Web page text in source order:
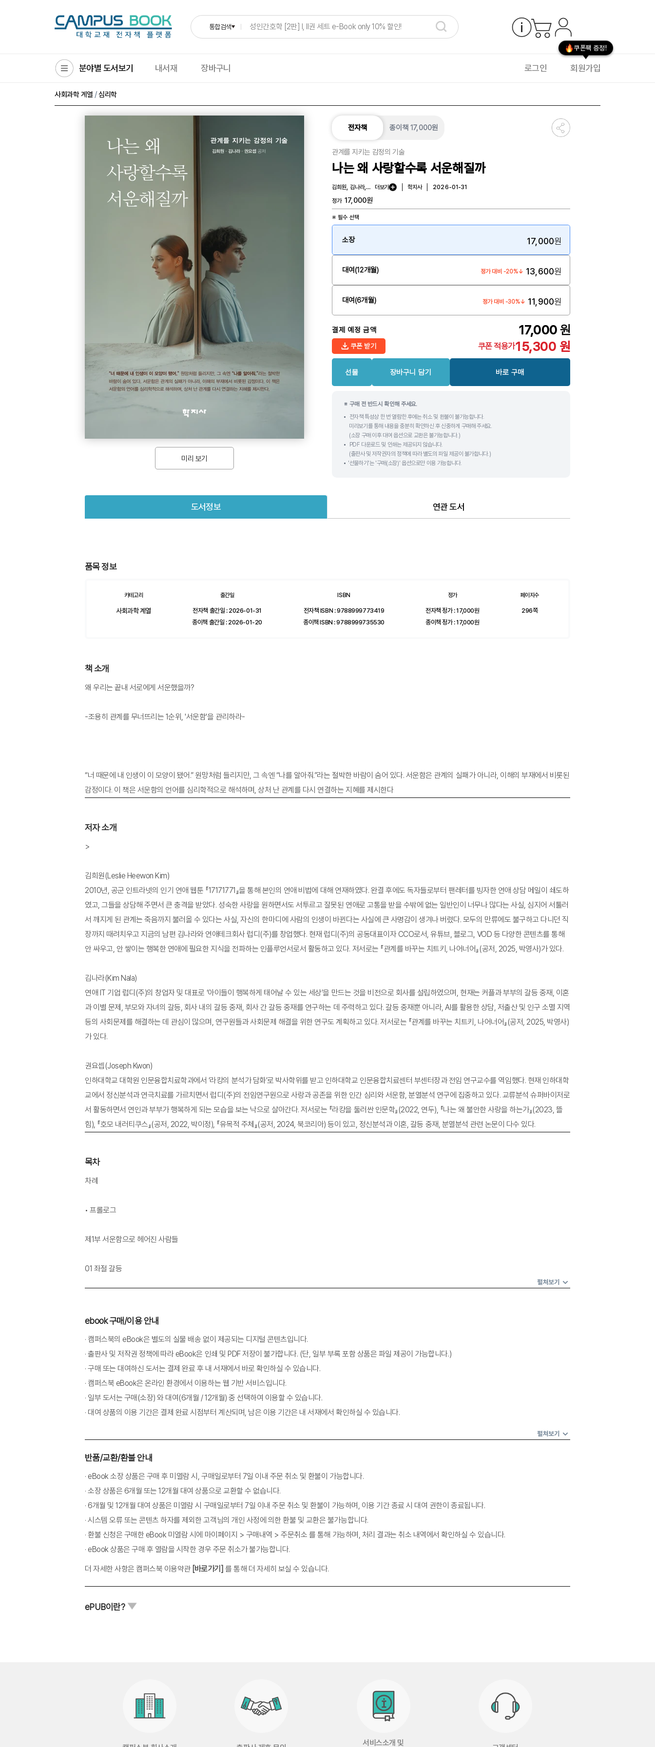
통합검색
분야별 도서보기 내서재 장바구니 로그인 회원가입
쿠폰팩 증정!
사회과학 계열 /심리학
미리 보기
전자책 종이책17,000원
관계를 지키는 감정의 기술
나는 왜 사랑할수록 서운해질까
김희원, 김나라, 권요셉 더보기 학지사
2026-01-31
정가 17,000원
※ 필수 선택
소장 17,000원
대여(12개월) 정가 대비 -20%↓ 13,600원
대여(6개월) 정가 대비 -30%↓ 11,900원
결제 예정 금액 17,000원
쿠폰 받기 쿠폰 적용가15,300 원
선물 장바구니 담기 바로 구매
※ 구매 전 반드시 확인해 주세요.
전자책 특성상 한 번 열람한 후에는 취소 및 환불이 불가능합니다.
미리보기를 통해 내용을 충분히 확인하신 후 신중하게 구매해 주세요.
(소장 구매 이후 대여 옵션으로 교환은 불가능합니다.)
PDF 다운로드 및 인쇄는 제공되지 않습니다.
(출판사 및 저작권자의 정책에 따라 별도의 파일 제공이 불가합니다.)
'선물하기'는 '구매(소장)' 옵션으로만 이용 가능합니다.
도서정보 연관 도서
품목 정보
카테고리
사회과학 계열
출간일
전자책 출간일 : 2026-01-31
종이책 출간일 : 2026-01-20
ISBN
전자책 ISBN : 9788999773419
종이책 ISBN : 9788999735530
정가
전자책 정가 :17,000원
종이책 정가 :17,000원
페이지수
296쪽
책 소개
왜 우리는 끝내 서로에게 서운했을까?
-조용히 관계를 무너뜨리는 1순위, '서운함'을 관리하라-
“너 때문에 내 인생이 이 모양이 됐어.” 원망처럼 들리지만, 그 속엔 “나를 알아줘.”라는 절박한 바람이 숨어 있다. 서운함은 관계의 실패가 아니라, 이해의 부재에서 비롯된
감정이다. 이 책은 서운함의 언어를 심리학적으로 해석하며, 상처 난 관계를 다시 연결하는 지혜를 제시한다
저자 소개
>
김희원(Leslie Heewon Kim)
2010년, 공군 인트라넷의 인기 연애 웹툰 『17171771』을 통해 본인의 연애 비법에 대해 연재하였다. 완결 후에도 독자들로부터 팬레터를 빙자한 연애 상담 메일이 쇄도하
였고, 그들을 상담해 주면서 큰 충격을 받았다. 성숙한 사랑을 원하면서도 서투르고 잘못된 연애로 고통을 받을 수밖에 없는 일반인이 너무나 많다는 사실, 심지어 서툴러
서 깨지게 된 관계는 죽음까지 불러올 수 있다는 사실, 자신의 한마디에 사람의 인생이 바뀐다는 사실에 큰 사명감이 생겨나 버렸다. 모두의 만류에도 불구하고 다니던 직
장까지 때려치우고 지금의 남편 김나라와 연애테크회사 럽디(주)를 창업했다. 현재 럽디(주)의 공동대표이자 CCO로서, 유튜브, 블로그, VOD 등 다양한 콘텐츠를 통해
안 싸우고, 안 쌓이는 행복한 연애에 필요한 지식을 전파하는 인플루언서로서 활동하고 있다. 저서로는 『관계를 바꾸는 치트키, 나어너어』(공저, 2025, 박영사)가 있다.
김나라(Kim Nala)
연애 IT 기업 럽디(주)의 창업자 및 대표로 ‘아이들이 행복하게 태어날 수 있는 세상’을 만드는 것을 비전으로 회사를 설립하였으며, 현재는 커플과 부부의 갈등 중재, 이혼
과 이별 문제, 부모와 자녀의 갈등, 회사 내의 갈등 중재, 회사 간 갈등 중재를 연구하는 데 주력하고 있다. 갈등 중재뿐 아니라, AI를 활용한 상담, 저출산 및 인구 소멸 지역
등의 사회문제를 해결하는 데 관심이 많으며, 연구원들과 사회문제 해결을 위한 연구도 계획하고 있다. 저서로는 『관계를 바꾸는 치트키, 나어너어』(공저, 2025, 박영사)
가 있다.
권요셉(Joseph Kwon)
인하대학교 대학원 인문융합치료학과에서 ‘라캉의 분석가 담화’로 박사학위를 받고 인하대학교 인문융합치료센터 부센터장과 전임 연구교수를 역임했다. 현재 인하대학
교에서 정신분석과 연극치료를 가르치면서 럽디(주)의 전임연구원으로 사랑과 공존을 위한 인간 심리와 서운함, 분열분석 연구에 집중하고 있다. 교류분석 슈퍼바이저로
서 활동하면서 연인과 부부가 행복하게 되는 모습을 보는 낙으로 살아간다. 저서로는 『라캉을 둘러싼 인문학』(2022, 연두), 『나는 왜 불안한 사랑을 하는가』(2023, 뜰
힘), 『호모 내러티쿠스』(공저, 2022, 박이정), 『유목적 주체』(공저, 2024, 북코리아) 등이 있고, 정신분석과 이혼, 갈등 중재, 분열분석 관련 논문이 다수 있다.
목차
차례
• 프롤로그
제1부 서운함으로 헤어진 사람들
01 좌절 갈등
02 목표 갈등
가족을 사랑하지만 성취하고 싶은 것도 많아
사랑하지만 미래가 없어
이혼을 할 수도 없고, 결혼을 유지할 수도 없어요
서운함은 어디에서 생겼을까
인형의 집
더 잘할 수 있었어
고부간 갈등
서운함은 어디에서 생겼을까
제2부 서운함 알아차리기
연인은 동일한 언어를 말하지 않는다
서운할 때 뇌에서 일어나는 일
06 서운함을 둘러싼 심리 반응
펼쳐보기
ebook 구매/이용 안내
· 캠퍼스북의 eBook은 별도의 실물 배송 없이 제공되는 디지털 콘텐츠입니다.
· 출판사 및 저작권 정책에 따라 eBook은 인쇄 및 PDF 저장이 불가합니다. (단, 일부 부록 포함 상품은 파일 제공이 가능합니다.)
· 구매 또는 대여하신 도서는 결제 완료 후 내 서재에서 바로 확인하실 수 있습니다.
· 캠퍼스북 eBook은 온라인 환경에서 이용하는 웹 기반 서비스입니다.
· 일부 도서는 구매(소장) 와 대여(6개월 / 12개월) 중 선택하여 이용할 수 있습니다.
· 대여 상품의 이용 기간은 결제 완료 시점부터 계산되며, 남은 이용 기간은 내 서재에서 확인하실 수 있습니다.
펼쳐보기
반품/교환/환불 안내
· eBook 소장 상품은 구매 후 미열람 시, 구매일로부터 7일 이내 주문 취소 및 환불이 가능합니다.
· 소장 상품은 6개월 또는 12개월 대여 상품으로 교환할 수 없습니다.
· 6개월 및 12개월 대여 상품은 미열람 시 구매일로부터 7일 이내 주문 취소 및 환불이 가능하며, 이용 기간 종료 시 대여 권한이 종료됩니다.
· 시스템 오류 또는 콘텐츠 하자를 제외한 고객님의 개인 사정에 의한 환불 및 교환은 불가능합니다.
· 환불 신청은 구매한 eBook 미열람 시에 마이페이지 > 구매내역 > 주문취소 를 통해 가능하며, 처리 결과는 취소 내역에서 확인하실 수 있습니다.
· eBook 상품은 구매 후 열람을 시작한 경우 주문 취소가 불가능합니다.
더 자세한 사항은 캠퍼스북 이용약관 [바로가기]를 통해 더 자세히 보실 수 있습니다.
ePUB이란?
서비스소개 및